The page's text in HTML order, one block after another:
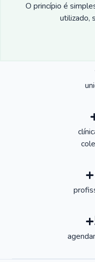
O princípio é
utilizado,